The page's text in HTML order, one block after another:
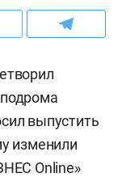
выпустить
изменили
Online»